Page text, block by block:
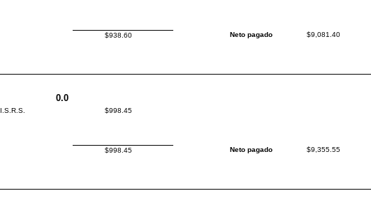
$938.60 Neto pagado $9,081.40
0.0
I.S.R.S. $998.45
$998.45 Neto pagado $9,355.55